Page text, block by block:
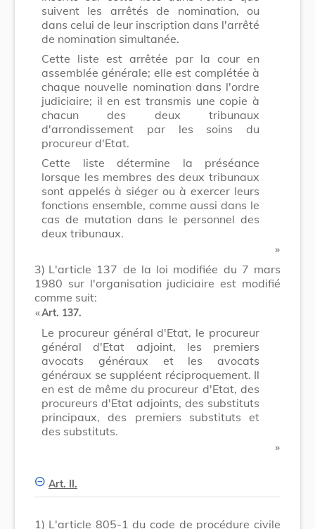
suivent les arrêtés de nomination, ou
dans celui de leur inscription dans l'arrêté
de nomination simultanée.
Cette liste est arrêtée par la cour en
assemblée générale; elle est complétée à
chaque nouvelle nomination dans l'ordre
judiciaire; il en est transmis une copie à
chacun des deux tribunaux
d'arrondissement par les soins du
procureur d'Etat.
Cette liste détermine la préséance
lorsque les membres des deux tribunaux
sont appelés à siéger ou à exercer leurs
fonctions ensemble, comme aussi dans le
cas de mutation dans le personnel des
deux tribunaux.
​ »
3) L'article 137 de la loi modifiée du 7 mars
1980 sur l'organisation judiciaire est modifié
comme suit:
​ «Art. 137.
Le procureur général d'Etat, le procureur
général d'Etat adjoint, les premiers
avocats généraux et les avocats
généraux se suppléent réciproquement. Il
en est de même du procureur d'Etat, des
procureurs d'Etat adjoints, des substituts
principaux, des premiers substituts et
des substituts.
​ »
Art. II.
1) L'article 805-1 du code de procédure civile